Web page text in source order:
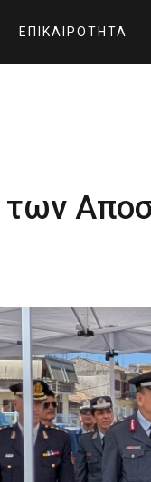
ΕΠΙΚΑΙΡΌΤΗΤΑ